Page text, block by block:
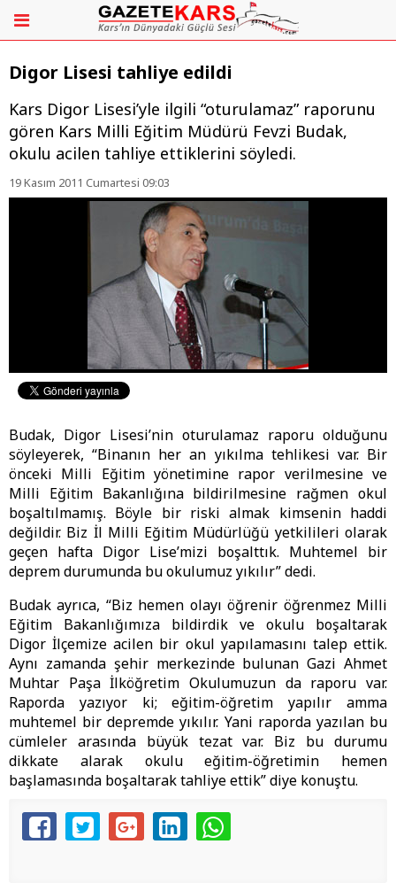
Digor Lisesi tahliye edildi
Kars Digor Lisesi’yle ilgili “oturulamaz” raporunu
gören Kars Milli Eğitim Müdürü Fevzi Budak,
okulu acilen tahliye ettiklerini söyledi.
19 Kasım 2011 Cumartesi 09:03
Budak, Digor Lisesi’nin oturulamaz raporu olduğunu
söyleyerek, “Binanın her an yıkılma tehlikesi var. Bir
önceki Milli Eğitim yönetimine rapor verilmesine ve
Milli Eğitim Bakanlığına bildirilmesine rağmen okul
boşaltılmamış. Böyle bir riski almak kimsenin haddi
değildir. Biz İl Milli Eğitim Müdürlüğü yetkilileri olarak
geçen hafta Digor Lise’mizi boşalttık. Muhtemel bir
deprem durumunda bu okulumuz yıkılır” dedi.
Budak ayrıca, “Biz hemen olayı öğrenir öğrenmez Milli
Eğitim Bakanlığımıza bildirdik ve okulu boşaltarak
Digor İlçemize acilen bir okul yapılamasını talep ettik.
Aynı zamanda şehir merkezinde bulunan Gazi Ahmet
Muhtar Paşa İlköğretim Okulumuzun da raporu var.
Raporda yazıyor ki; eğitim-öğretim yapılır amma
muhtemel bir depremde yıkılır. Yani raporda yazılan bu
cümleler arasında büyük tezat var. Biz bu durumu
dikkate alarak okulu eğitim-öğretimin hemen
başlamasında boşaltarak tahliye ettik” diye konuştu.